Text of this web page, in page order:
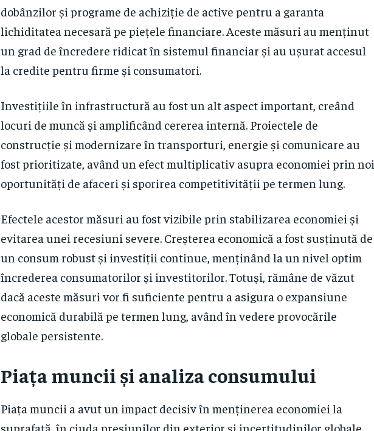
dobânzilor și programe de achiziție de active pentru a garanta
lichiditatea necesară pe piețele financiare. Aceste măsuri au menținut
un grad de încredere ridicat în sistemul financiar și au ușurat accesul
la credite pentru firme și consumatori.
Investițiile în infrastructură au fost un alt aspect important, creând
locuri de muncă și amplificând cererea internă. Proiectele de
construcție și modernizare în transporturi, energie și comunicare au
fost prioritizate, având un efect multiplicativ asupra economiei prin noi
oportunități de afaceri și sporirea competitivității pe termen lung.
Efectele acestor măsuri au fost vizibile prin stabilizarea economiei și
evitarea unei recesiuni severe. Creșterea economică a fost susținută de
un consum robust și investiții continue, menținând la un nivel optim
încrederea consumatorilor și investitorilor. Totuși, rămâne de văzut
dacă aceste măsuri vor fi suficiente pentru a asigura o expansiune
economică durabilă pe termen lung, având în vedere provocările
globale persistente.
Piața muncii și analiza consumului
Piața muncii a avut un impact decisiv în menținerea economiei la
suprafață, în ciuda presiunilor din exterior și incertitudinilor globale.